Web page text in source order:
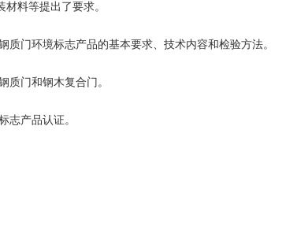
料等提出了要求。
门环境标志产品的基本要求、技术内容和检验方法。
门和钢木复合门。
产品认证。